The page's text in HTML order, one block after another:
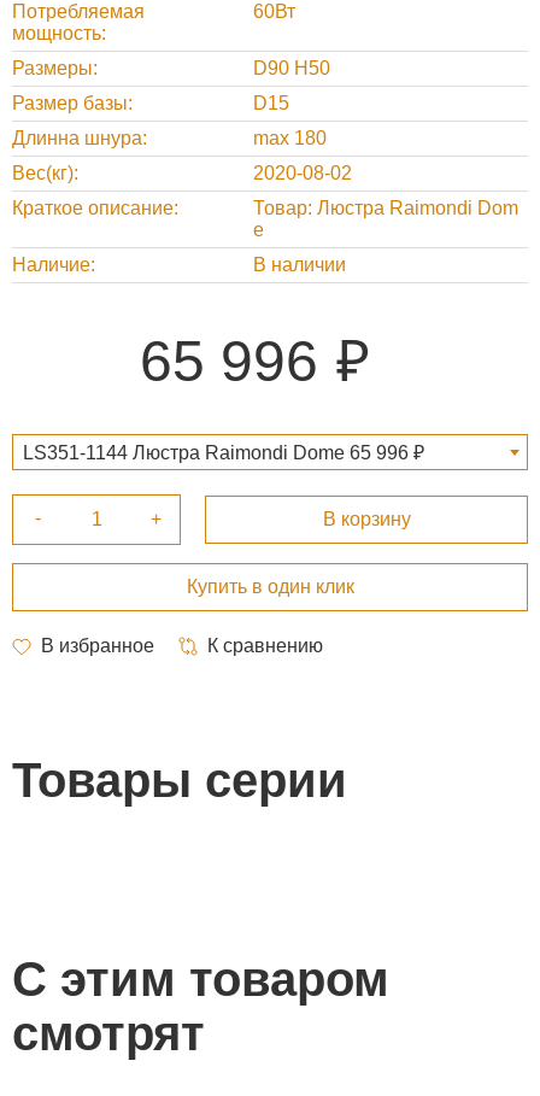
Потребляемая
мощность
60Вт
Размеры
D90 H50
Размер базы
D15
Длинна шнура
max 180
Вес(кг)
2020-08-02
Краткое описание
Товар: Люстра Raimondi Dom
e
Наличие
В наличии
65 996
LS351-1144 Люстра Raimondi Dome 65 996 ₽
Товары серии
С этим товаром
смотрят